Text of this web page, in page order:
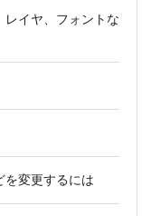
レイヤ、フォントな
を変更するには